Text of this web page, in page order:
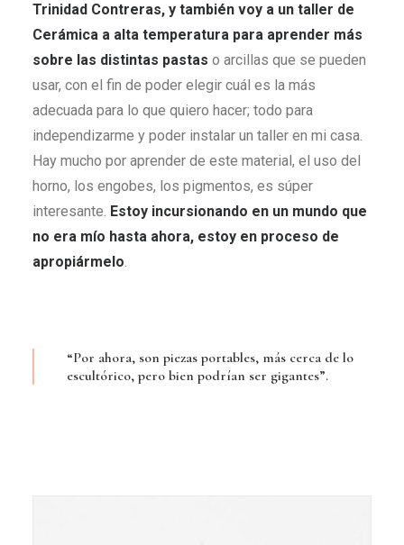
Trinidad Contreras, y también voy a un taller de
Cerámica a alta temperatura para aprender más
sobre las distintas pastas o arcillas que se pueden
usar, con el fin de poder elegir cuál es la más
adecuada para lo que quiero hacer; todo para
independizarme y poder instalar un taller en mi casa.
Hay mucho por aprender de este material, el uso del
horno, los engobes, los pigmentos, es súper
interesante. Estoy incursionando en un mundo que
no era mío hasta ahora, estoy en proceso de
apropiármelo.
“Por ahora, son piezas portables, más cerca de lo
escultórico, pero bien podrían ser gigantes”.